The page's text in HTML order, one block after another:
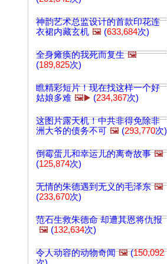
神韵艺术总监设计的首款印花连
衣裙内藏玄机 🖼️ (633,684次)
全身瘫痪的我死而复生 🖼️
(189,825次)
瞧精彩短片！现在找这样一个好
姑娘多难 🖼️▶️ (234,367次)
这图片露天机！中共非得免除非
洲大爷的债务不可 🖼️ (293,770次)
倒霉蛋儿和幸运儿的离奇故事 🖼️
(125,874次)
无情的朱德遇到无义的毛泽东 🖼️
(233,670次)
范石生救朱德命 却遭其恩将仇报
🖼️ (132,634次)
令人动容的动物奇闻 🖼️(150,092